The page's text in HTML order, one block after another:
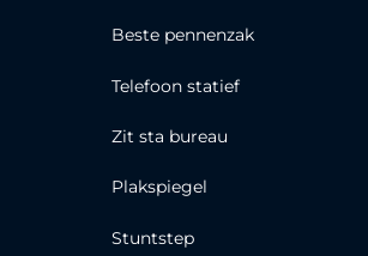
Beste pennenzak
Telefoon statief
Zit sta bureau
Plakspiegel
Stuntstep